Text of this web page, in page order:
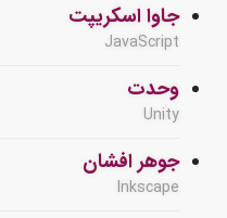
جاوا اسکریپت
JavaScript
وحدت
Unity
جوهر افشان
Inkscape